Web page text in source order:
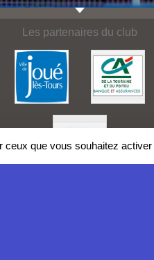
Les partenaires du club
ceux que vous souhaitez activer